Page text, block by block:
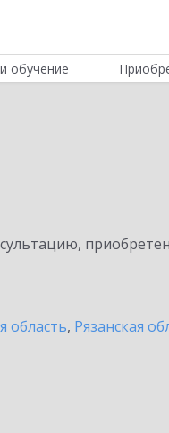
обучение
область, Рязанская